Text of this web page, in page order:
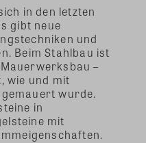
in den letzten
gibt neue
und
Beim Stahlbau ist
–
wie und mit
wurde.
in
mit